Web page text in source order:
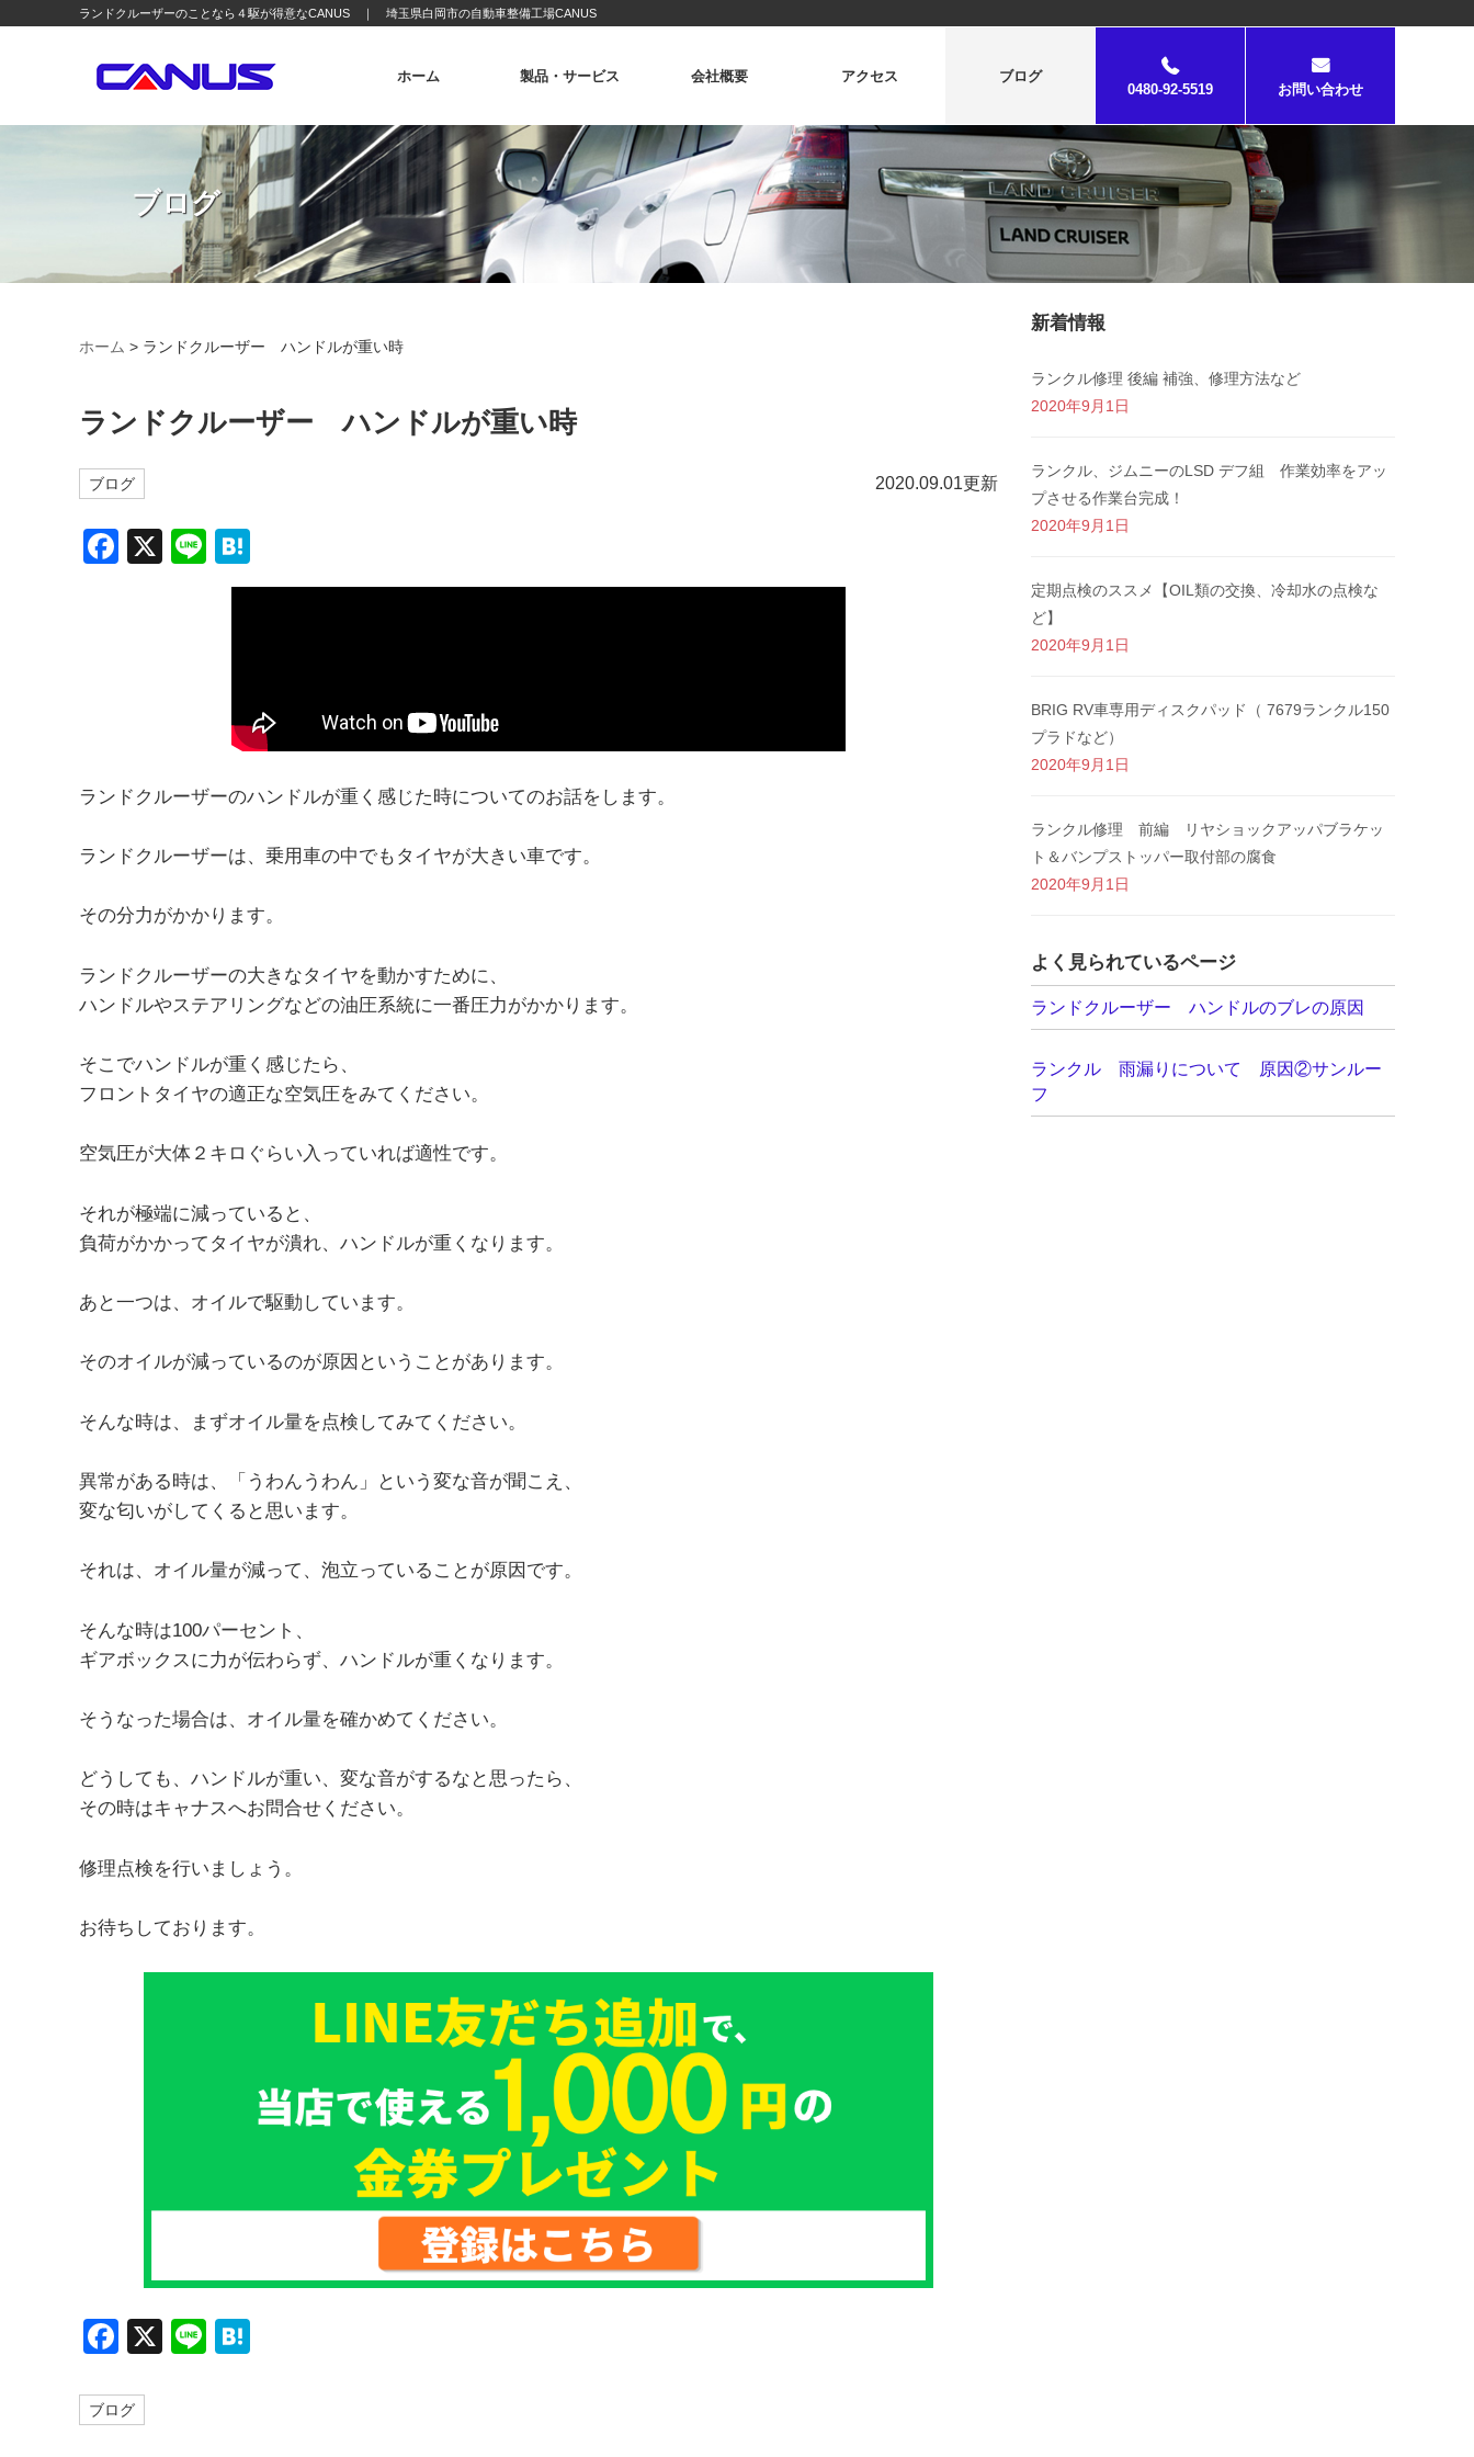
ランドクルーザーのことなら４駆が得意なCANUS ｜ 埼玉県白岡市の自動車整備工場CANUS
ホーム 製品・サービス 会社概要 アクセス
ブログ
0480-92-5519
お問い合わせ
ブログ
ホーム > ランドクルーザー ハンドルが重い時
ランドクルーザー ハンドルが重い時
ブログ 2020.09.01更新
F
k
X
Li
at
ランドクルーザーのハンドルが重く感じた時についてのお話をします。
ランドクルーザーは、乗用車の中でもタイヤが大きい車です。
その分力がかかります。
ランドクルーザーの大きなタイヤを動かすために、
ハンドルやステアリングなどの油圧系統に一番圧力がかかります。
そこでハンドルが重く感じたら、
フロントタイヤの適正な空気圧をみてください。
空気圧が大体２キロぐらい入っていれば適性です。
それが極端に減っていると、
負荷がかかってタイヤが潰れ、ハンドルが重くなります。
あと一つは、オイルで駆動しています。
そのオイルが減っているのが原因ということがあります。
そんな時は、まずオイル量を点検してみてください。
異常がある時は、「うわんうわん」という変な音が聞こえ、
変な匂いがしてくると思います。
それは、オイル量が減って、泡立っていることが原因です。
そんな時は100パーセント、
ギアボックスに力が伝わらず、ハンドルが重くなります。
そうなった場合は、オイル量を確かめてください。
どうしても、ハンドルが重い、変な音がするなと思ったら、
その時はキャナスへお問合せください。
修理点検を行いましょう。
お待ちしております。
F
c
X
Li
ブログ
新着情報
ランクル修理 後編 補強、修理方法など
2020年9月1日
ランクル、ジムニーのLSD デフ組 作業効率をアッ
プさせる作業台完成！
2020年9月1日
定期点検のススメ【OIL類の交換、冷却水の点検な
ど】
2020年9月1日
BRIG RV車専用ディスクパッド（ 7679ランクル150
プラドなど）
2020年9月1日
ランクル修理 前編 リヤショックアッパブラケッ
ト＆バンプストッパー取付部の腐食
2020年9月1日
よく見られているページ
ランドクルーザー ハンドルのブレの原因
ランクル 雨漏りについて 原因②サンルー
フ